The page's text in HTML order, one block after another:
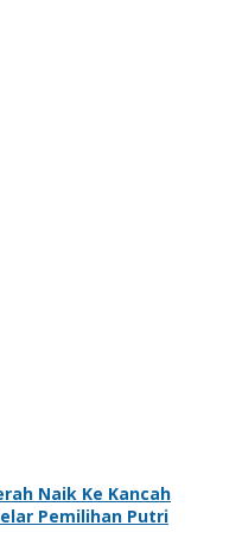
Naik Ke Kancah
Pemilihan Putri